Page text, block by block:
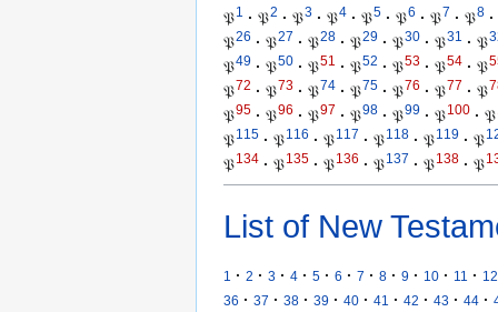
𝔓1 · 𝔓2 · 𝔓3 · 𝔓4 · 𝔓5 · 𝔓6 · 𝔓7 · 𝔓8 ·
𝔓26 · 𝔓27 · 𝔓28 · 𝔓29 · 𝔓30 · 𝔓31 · 𝔓
𝔓49 · 𝔓50 · 𝔓51 · 𝔓52 · 𝔓53 · 𝔓54 · 𝔓
𝔓72 · 𝔓73 · 𝔓74 · 𝔓75 · 𝔓76 · 𝔓77 · 𝔓
𝔓95 · 𝔓96 · 𝔓97 · 𝔓98 · 𝔓99 · 𝔓100 · 𝔓
𝔓115 · 𝔓116 · 𝔓117 · 𝔓118 · 𝔓119 · 𝔓
𝔓134 · 𝔓135 · 𝔓136 · 𝔓137 · 𝔓138 · 𝔓
List of New
1 · 2 · 3 · 4 · 5 · 6 · 7 · 8 · 9 · 10 · 11 · 12
36 · 37 · 38 · 39 · 40 · 41 · 42 · 43 · 44 ·